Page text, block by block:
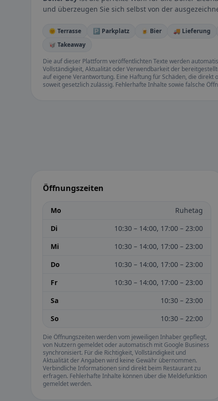
und überzeugen Sie sich selbst von der
🌞 Terrasse 🅿️ Parkplatz 🍺 Bier 🚚 Lieferung
🥡 Takeaway
Die auf dieser Plattform veröffentlichten Texte werden
Vollständigkeit, Aktualität oder Verwendbarkeit der
auf eigene Verantwortung. Eine Haftung für Schäden, die
soweit gesetzlich zulässig. Fehlerhafte Inhalte sowie falsche
Öffnungszeiten
Mo
Ruhetag
Di
10:30 – 14:00, 17:00 – 23:00
Mi
10:30 – 14:00, 17:00 – 23:00
Do
10:30 – 14:00, 17:00 – 23:00
Fr
10:30 – 14:00, 17:00 – 23:00
Sa
10:30 – 23:00
So
10:30 – 22:00
Die Öffnungszeiten werden vom jeweiligen Inhaber gepflegt,
von Nutzern gemeldet oder automatisch mit Google Business
synchronisiert. Für die Richtigkeit, Vollständigkeit und
Aktualität der Angaben wird keine Gewähr übernommen.
Verbindliche Informationen sind direkt beim Restaurant zu
erfragen. Fehlerhafte Inhalte können über die Meldefunktion
gemeldet werden.